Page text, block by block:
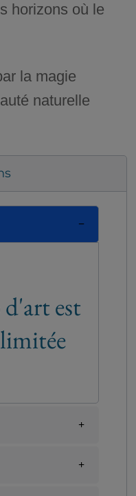
horizons où le
la magie
naturelle
est